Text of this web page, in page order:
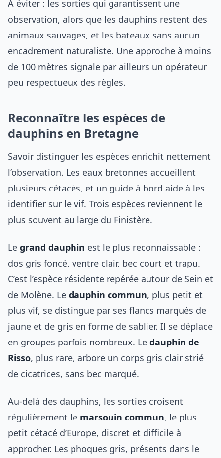
À éviter : les sorties qui garantissent une
observation, alors que les dauphins restent des
animaux sauvages, et les bateaux sans aucun
encadrement naturaliste. Une approche à moins
de 100 mètres signale par ailleurs un opérateur
peu respectueux des règles.
Reconnaître les espèces de
dauphins en Bretagne
Savoir distinguer les espèces enrichit nettement
l’observation. Les eaux bretonnes accueillent
plusieurs cétacés, et un guide à bord aide à les
identifier sur le vif. Trois espèces reviennent le
plus souvent au large du Finistère.
Le grand dauphin est le plus reconnaissable :
dos gris foncé, ventre clair, bec court et trapu.
C’est l’espèce résidente repérée autour de Sein et
de Molène. Le dauphin commun, plus petit et
plus vif, se distingue par ses flancs marqués de
jaune et de gris en forme de sablier. Il se déplace
en groupes parfois nombreux. Le dauphin de
Risso, plus rare, arbore un corps gris clair strié
de cicatrices, sans bec marqué.
Au-delà des dauphins, les sorties croisent
régulièrement le marsouin commun, le plus
petit cétacé d’Europe, discret et difficile à
approcher. Les phoques gris, présents dans le